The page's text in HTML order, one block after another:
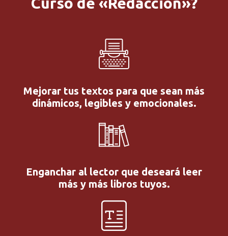
Mejorar tus textos para que sean más
dinámicos, legibles y emocionales.
Enganchar al lector que deseará leer
más y más libros tuyos.